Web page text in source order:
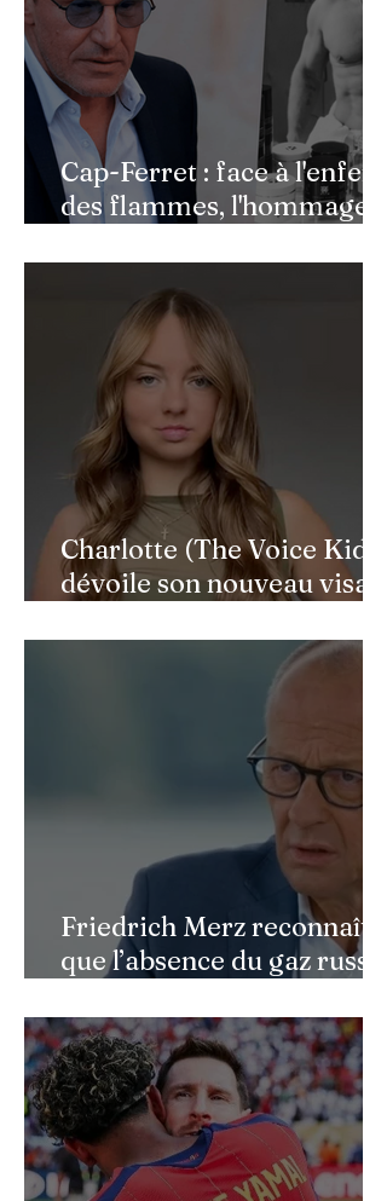
Cap-Ferret : face à l'enfer
des flammes, l'hommage
héros de l'ombre
Charlotte (The Voice Kids)
dévoile son nouveau visage
faciale : une renaissance
bouleversante pour ses 16
Friedrich Merz reconnaît
que l’absence du gaz russe
l’économie allemande